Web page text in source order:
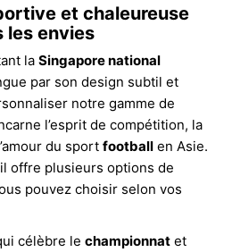
et chaleureuse
les envies
la Singapore national
par son design subtil et
notre gamme de
l’esprit de compétition, la
du sport football en Asie.
offre plusieurs options de
pouvez choisir selon vos
célèbre le championnat et